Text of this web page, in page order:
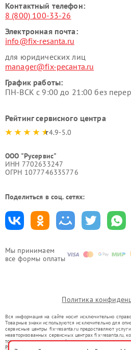
Мы принимаем
все формы оплаты
Контактный телефон:
8 (800) 100-33-26
Электронная почта:
info@fix-resanta.ru
для юридических лиц
manager@fix-ресанта.ru
График работы:
ПН-ВСК с 9:00 до 21:00 без
Рейтинг сервисного центра
4.9-5.0
ООО "Русервис"
ИНН 7702633247
ОГРН 1077746335776
Поделиться в соц. сетях:
Политика
Вся информация на сайте носит исключительно
Товарные знаки используются исключительно для
сервисные центры fix-resanta.ru предоставляют
неавторизованных сервисных центрах fix-resanta.ru,
товарных знаков или их официальными
Ремонт осуществляется для устройств, уже